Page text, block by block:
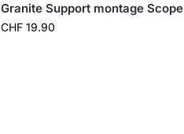
Granite Support montage Scope
CHF19.90